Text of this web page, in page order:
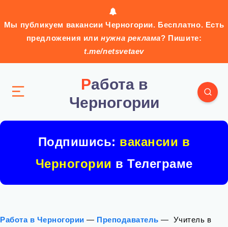
Мы публикуем вакансии Черногории. Бесплатно. Есть
предложения илинужна реклама? Пишите:
t.me/netsvetaev
Работа в
Черногории
Подпишись: вакансии в
Черногории в Телеграме
Работа в Черногории — Преподаватель — ‍ Учитель в